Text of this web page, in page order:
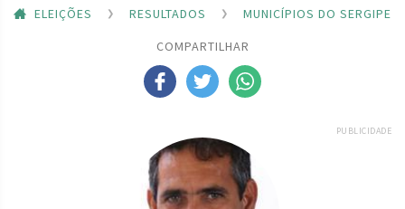
ELEIÇÕES RESULTADOS
MUNICÍPIOS DO SERGIPE
COMPARTILHAR
PUBLICIDADE